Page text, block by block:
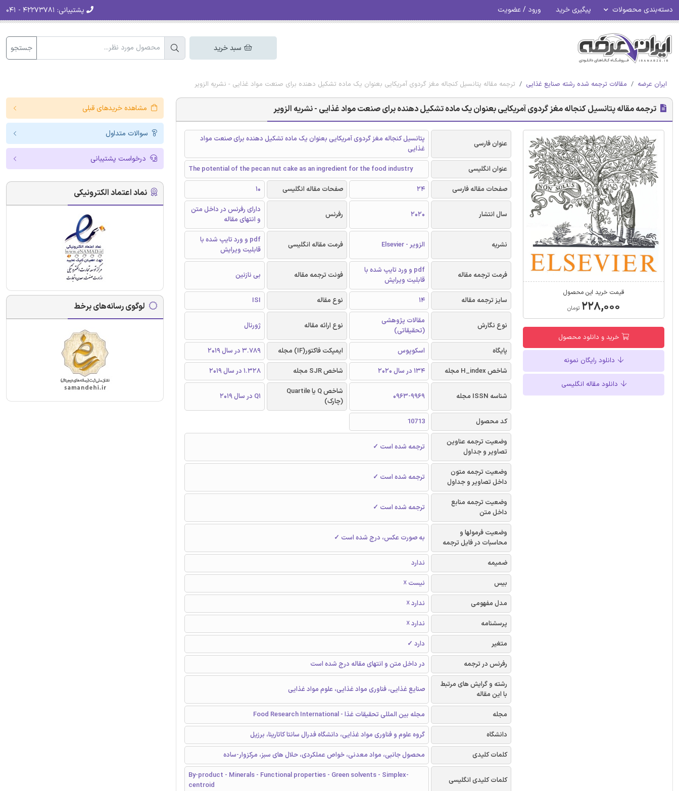
دسته‌بندی محصولات پیگیری خرید ورود / عضویت پشتیبانی:
سبد خرید جستجو
ایران عرضه مقالات ترجمه شده رشته صنایع غذایی ترجمه مقاله پتانسیل کنجاله مغز گردوی آمریکایی بعنوان یک ماده تشکیل دهنده برای صنعت مواد غذایی - نشریه الزویر
ترجمه مقاله پتانسیل کنجاله مغز گردوی آمریکایی بعنوان یک ماده تشکیل دهنده برای صنعت مواد غذایی - نشریه الزویر
قیمت خرید این محصول
۲۲۸,۰۰۰ تومان
خرید و دانلود محصول
دانلود رایگان نمونه
دانلود مقاله انگلیسی
عنوان فارسی
پتانسیل کنجاله مغز گردوی آمریکایی بعنوان یک ماده تشکیل دهنده برای صنعت مواد
غذایی
عنوان انگلیسی
The potential of the pecan nut cake as an ingredient for the food industry
صفحات مقاله فارسی
24 صفحات مقاله انگلیسی 10
سال انتشار 2020 رفرنس
دارای رفرنس در داخل متن
و انتهای مقاله
نشریه الزویر - Elsevier فرمت مقاله انگلیسی
pdf و ورد تایپ شده با
قابلیت ویرایش
فرمت ترجمه مقاله
pdf و ورد تایپ شده با
قابلیت ویرایش
فونت ترجمه مقاله بی نازنین
سایز ترجمه مقاله 14 نوع مقاله ISI
نوع نگارش
مقالات پژوهشی
(تحقیقاتی)
نوع ارائه مقاله ژورنال
پایگاه اسکوپوس ایمپکت فاکتور(IF) مجله
3.789 در سال 2019
شاخص H_index مجله
134 در سال 2020 شاخص SJR مجله 1.328 در سال 2019
شناسه ISSN مجله 0963-9969
شاخص Q یا Quartile
(چارک)
Q1 در سال 2019
کد محصول
10713
وضعیت ترجمه عناوین
تصاویر و جداول
ترجمه شده است ✓
وضعیت ترجمه متون
داخل تصاویر و جداول
ترجمه شده است ✓
وضعیت ترجمه منابع
داخل متن
ترجمه شده است ✓
وضعیت فرمولها و
محاسبات در فایل ترجمه
به صورت عکس، درج شده است ✓
ضمیمه
ندارد
بیس
نیست ☓
مدل مفهومی
ندارد ☓
پرسشنامه
ندارد ☓
متغیر
دارد ✓
رفرنس در ترجمه
در داخل متن و انتهای مقاله درج شده است
رشته و گرایش های مرتبط
با این مقاله
صنایع غذایی، فناوری مواد غذایی، علوم مواد غذایی
مجله
مجله بین المللی تحقیقات غذا - Food Research International
دانشگاه
گروه علوم و فناوری مواد غذایی، دانشگاه فدرال سانتا کاتارینا، برزیل
کلمات کلیدی
محصول جانبی، مواد معدنی، خواص عملکردی، حلال های سبز، مرکزوار-ساده
کلمات کلیدی انگلیسی
By-product - Minerals - Functional properties - Green solvents - Simplex-
centroid
مشاهده خریدهای قبلی
سوالات متداول
درخواست پشتیبانی
نماد اعتماد الکترونیکی
لوگوی رسانه‌های برخط